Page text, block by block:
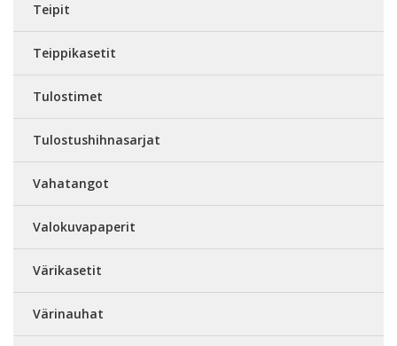
Teipit
Teippikasetit
Tulostimet
Tulostushihnasarjat
Vahatangot
Valokuvapaperit
Värikasetit
Värinauhat